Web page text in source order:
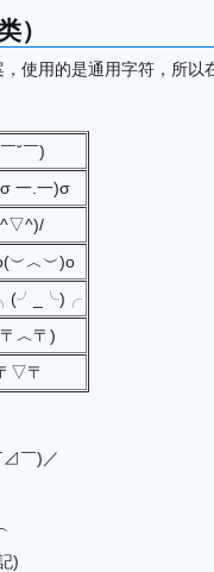
）
使用的是通用字符，所
ˇ￣)
一.一)σ
︿〒)
▽〒
⊿￣)／
)